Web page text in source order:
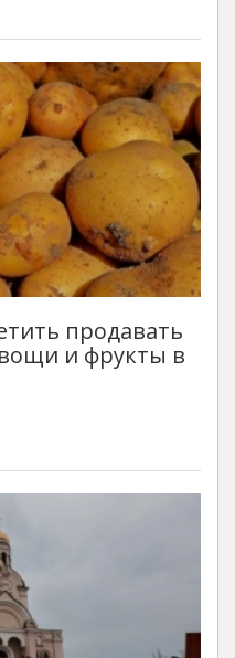
продавать
и фрукты в